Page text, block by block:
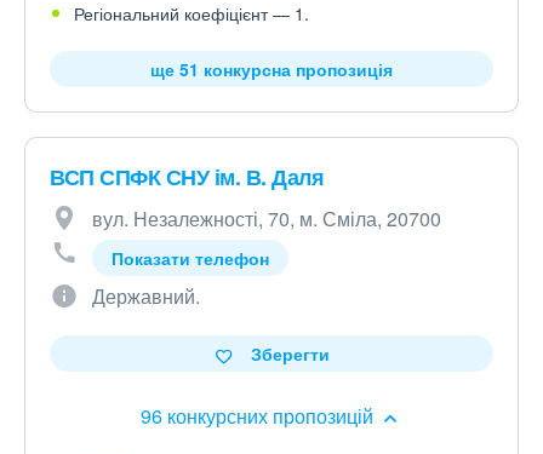
Регіональний коефіцієнт — 1.
ще 51 конкурсна пропозиція
ВСП СПФК СНУ ім. В. Даля
вул. Незалежності, 70, м. Сміла, 20700
Показати телефон
Державний.
96 конкурсних пропозицій
Зберегти